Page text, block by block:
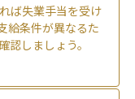
ば失業手当を受け
給条件が異なるた
しましょう。